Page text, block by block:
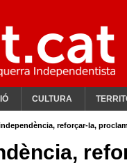
CULTURA
reforçar-la,